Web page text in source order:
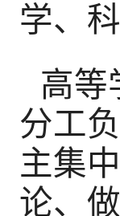
学、
高等
分工
主集
论、